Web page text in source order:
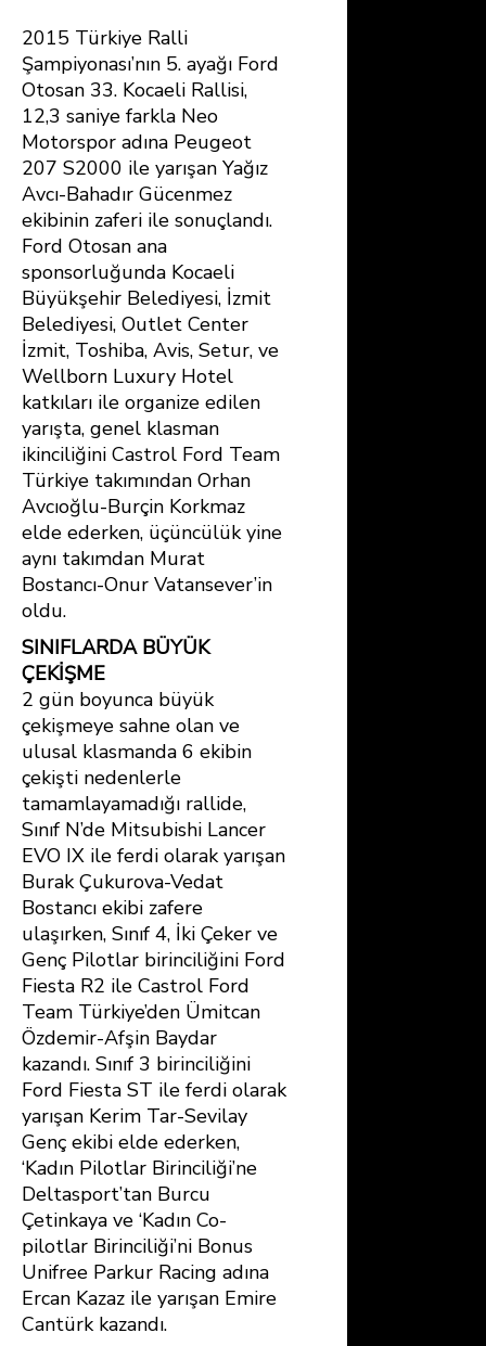
2015 Türkiye Ralli
Şampiyonası’nın 5. ayağı Ford
Otosan 33. Kocaeli Rallisi,
12,3 saniye farkla Neo
Motorspor adına Peugeot
207 S2000 ile yarışan Yağız
Avcı-Bahadır Gücenmez
ekibinin zaferi ile sonuçlandı.
Ford Otosan ana
sponsorluğunda Kocaeli
Büyükşehir Belediyesi, İzmit
Belediyesi, Outlet Center
İzmit, Toshiba, Avis, Setur, ve
Wellborn Luxury Hotel
katkıları ile organize edilen
yarışta, genel klasman
ikinciliğini Castrol Ford Team
Türkiye takımından Orhan
Avcıoğlu-Burçin Korkmaz
elde ederken, üçüncülük yine
aynı takımdan Murat
Bostancı-Onur Vatansever’in
oldu.
SINIFLARDA BÜYÜK
ÇEKİŞME
2 gün boyunca büyük
çekişmeye sahne olan ve
ulusal klasmanda 6 ekibin
çekişti nedenlerle
tamamlayamadığı rallide,
Sınıf N’de Mitsubishi Lancer
EVO IX ile ferdi olarak yarışan
Burak Çukurova-Vedat
Bostancı ekibi zafere
ulaşırken, Sınıf 4, İki Çeker ve
Genç Pilotlar birinciliğini Ford
Fiesta R2 ile Castrol Ford
Team Türkiye’den Ümitcan
Özdemir-Afşin Baydar
kazandı. Sınıf 3 birinciliğini
Ford Fiesta ST ile ferdi olarak
yarışan Kerim Tar-Sevilay
Genç ekibi elde ederken,
‘Kadın Pilotlar Birinciliği’ne
Deltasport’tan Burcu
Çetinkaya ve ‘Kadın Co-
pilotlar Birinciliği’ni Bonus
Unifree Parkur Racing adına
Ercan Kazaz ile yarışan Emire
Cantürk kazandı.